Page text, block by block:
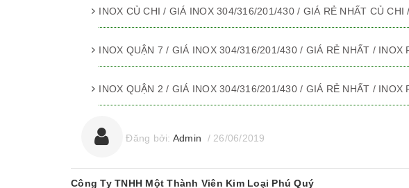
INOX CỦ CHI / GIÁ INOX 304/316/201/430 / GIÁ RẺ NHẤT CỦ CHI
INOX QUẬN 7 / GIÁ INOX 304/316/201/430 / GIÁ RẺ NHẤT / INOX
INOX QUẬN 2 / GIÁ INOX 304/316/201/430 / GIÁ RẺ NHẤT / INOX
Đăng bởi: Admin / 26/06/2019
Công Ty TNHH Một Thành Viên Kim Loại Phú Quý